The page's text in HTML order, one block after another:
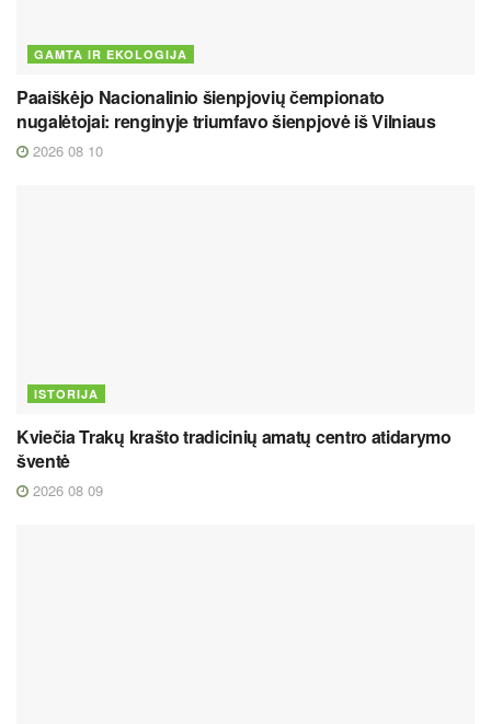
GAMTA IR EKOLOGIJA
Paaiškėjo Nacionalinio šienpjovių čempionato
nugalėtojai: renginyje triumfavo šienpjovė iš Vilniaus
2026 08 10
ISTORIJA
Kviečia Trakų krašto tradicinių amatų centro atidarymo
šventė
2026 08 09